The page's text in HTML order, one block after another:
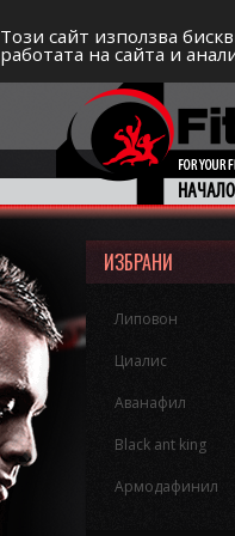
Този сайт използва
работата на сайта и
СПОРТЪТ И
НАЧАЛО
ИЗБРАНИ
Липовон
Циалис
Аванафил
Black ant king
Армодафинил